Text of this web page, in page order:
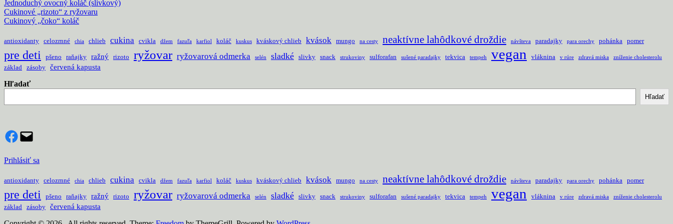
Jednoduchý ovocný koláč (slivkový)
Cukinové „rizoto“ z ryžovaru
Cukinový „čoko“ koláč
antioxidanty celozrnné chia chlieb cukina cvikla džem fazuľa karfiol koláč kuskus kváskový chlieb kvások mungo na cesty neaktívne lahôdkové droždie návšteva paradajky para orechy pohánka pomer
pre deti pšeno raňajky ražný rizoto ryžovar ryžovarová odmerka selén sladké slivky snack strukoviny sulforafan sušené paradajky tekvica tempeh vegan vláknina v rúre zdravá miska zníženie cholesterolu
základ zásoby červená kapusta
Hľadať
Hľadať
Facebook
Mail
Prihlásiť sa
antioxidanty celozrnné chia chlieb cukina cvikla džem fazuľa karfiol koláč kuskus kváskový chlieb kvások mungo na cesty neaktívne lahôdkové droždie návšteva paradajky para orechy pohánka pomer
pre deti pšeno raňajky ražný rizoto ryžovar ryžovarová odmerka selén sladké slivky snack strukoviny sulforafan sušené paradajky tekvica tempeh vegan vláknina v rúre zdravá miska zníženie cholesterolu
základ zásoby červená kapusta